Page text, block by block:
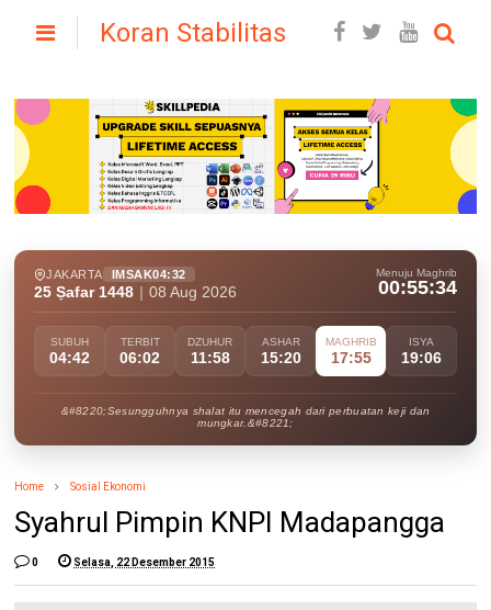
Koran Stabilitas
JAKARTA IMSAK04:32
25 Ṣafar 1448 08 Aug 2026
Menuju Maghrib
00:55:32
SUBUH
04:42
TERBIT
06:02
DZUHUR
11:58
ASHAR
15:20
MAGHRIB
17:55
ISYA
19:06
&#8220;Sesungguhnya shalat itu mencegah dari perbuatan keji dan
mungkar.&#8221;
Home Sosial Ekonomi
Syahrul Pimpin KNPI Madapangga
0 Selasa, 22 Desember 2015